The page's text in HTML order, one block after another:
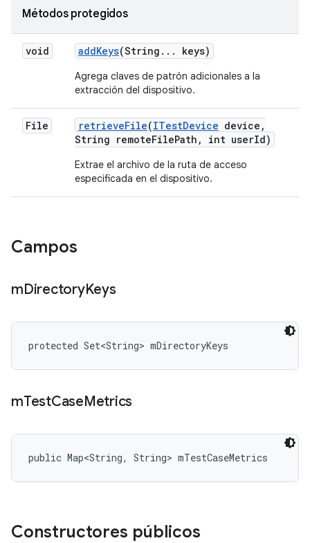
Métodos protegidos
void addKeys(String . . . keys)
Agrega claves de patrón adicionales a la
extracción del dispositivo.
File retrieveFile(ITestDevice device ,
String remoteFilePath , int userId)
Extrae el archivo de la ruta de acceso
especificada en el dispositivo.
Campos
mDirectoryKeys
protected Set<String> mDirectoryKeys
mTestCaseMetrics
public Map<String, String> mTestCaseMetrics
Constructores públicos